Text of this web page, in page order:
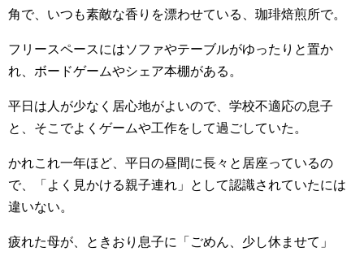
角で、いつも素敵な香りを漂わせている、珈琲焙煎所で。
フリースペースにはソファやテーブルがゆったりと置か
れ、ボードゲームやシェア本棚がある。
平日は人が少なく居心地がよいので、学校不適応の息子
と、そこでよくゲームや工作をして過ごしていた。
かれこれ一年ほど、平日の昼間に長々と居座っているの
で、「よく見かける親子連れ」として認識されていたには
違いない。
疲れた母が、ときおり息子に「ごめん、少し休ませて」